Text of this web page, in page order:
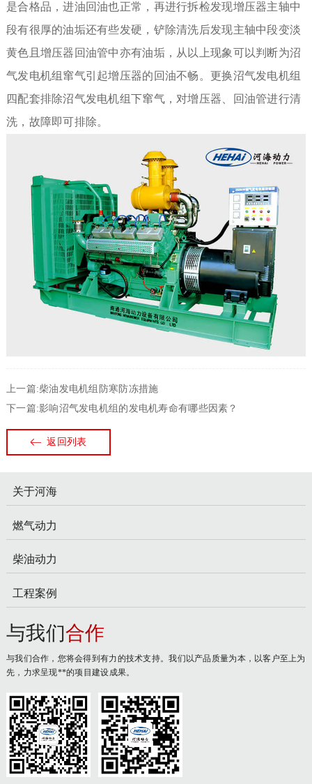
是合格品，进油回油也正常，再进行拆检发现增压器主轴中
段有很厚的油垢还有些发硬，铲除清洗后发现主轴中段变淡
黄色且增压器回油管中亦有油垢，从以上现象可以判断为沼
气发电机组窜气引起增压器的回油不畅。更换沼气发电机组
四配套排除沼气发电机组下窜气，对增压器、回油管进行清
洗，故障即可排除。
上一篇:柴油发电机组防寒防冻措施
下一篇:影响沼气发电机组的发电机寿命有哪些因素？
返回列表
关于河海
燃气动力
柴油动力
工程案例
与我们合作
与我们合作，您将会得到有力的技术支持。我们以产品质量为本，以客户至上为
先，力求呈现**的项目建设成果。